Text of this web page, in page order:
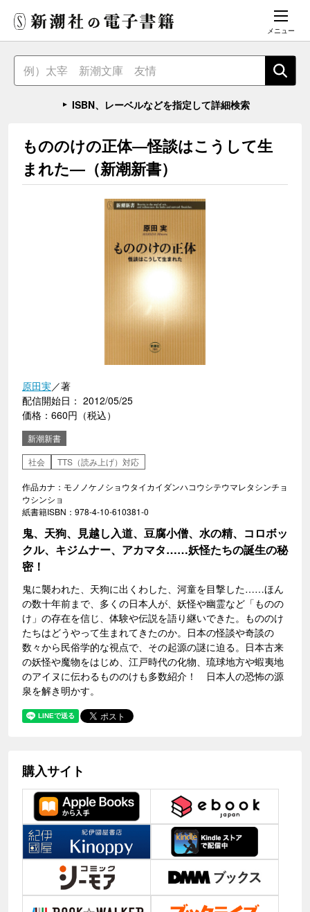
メニュー
ISBN、レーベルなどを指定して詳細検索
もののけの正体―怪談はこうして生
まれた―（新潮新書）
原田実／著
配信開始日： 2012/05/25
価格：660円（税込）
新潮新書
社会
TTS（読み上げ）対応
作品カナ：モノノケノショウタイカイダンハコウシテウマレタシンチョ
ウシンショ
紙書籍ISBN：978-4-10-610381-0
鬼、天狗、見越し入道、豆腐小僧、水の精、コロボッ
クル、キジムナー、アカマタ……妖怪たちの誕生の秘
密！
鬼に襲われた、天狗に出くわした、河童を目撃した……ほん
の数十年前まで、多くの日本人が、妖怪や幽霊など「ものの
け」の存在を信じ、体験や伝説を語り継いできた。もののけ
たちはどうやって生まれてきたのか。日本の怪談や奇談の
数々から民俗学的な視点で、その起源の謎に迫る。日本古来
の妖怪や魔物をはじめ、江戸時代の化物、琉球地方や蝦夷地
のアイヌに伝わるもののけも多数紹介！ 日本人の恐怖の源
泉を解き明かす。
購入サイト